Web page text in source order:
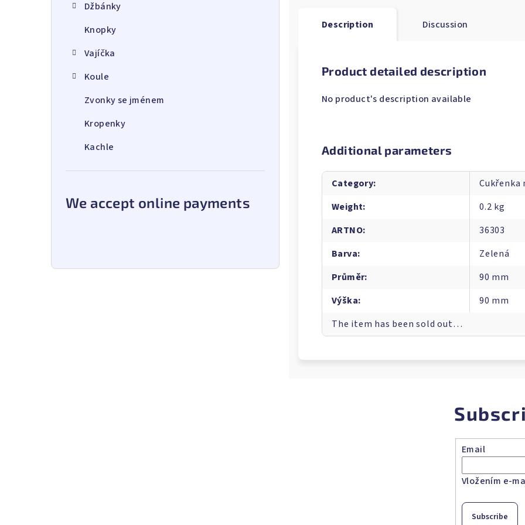
Džbánky
Knopky
Vajíčka
Koule
Zvonky se jménem
Kropenky
Kachle
We accept online payments
Description Discussion
Product detailed description
No product's description available
Additional parameters
Category:
Cukřenka
Weight:
0.2 kg
ARTNO:
36303
Barva:
Zelená
Průměr:
90 mm
Výška:
90 mm
The item has been sold out…
Email
Vložením e-
Subscribe